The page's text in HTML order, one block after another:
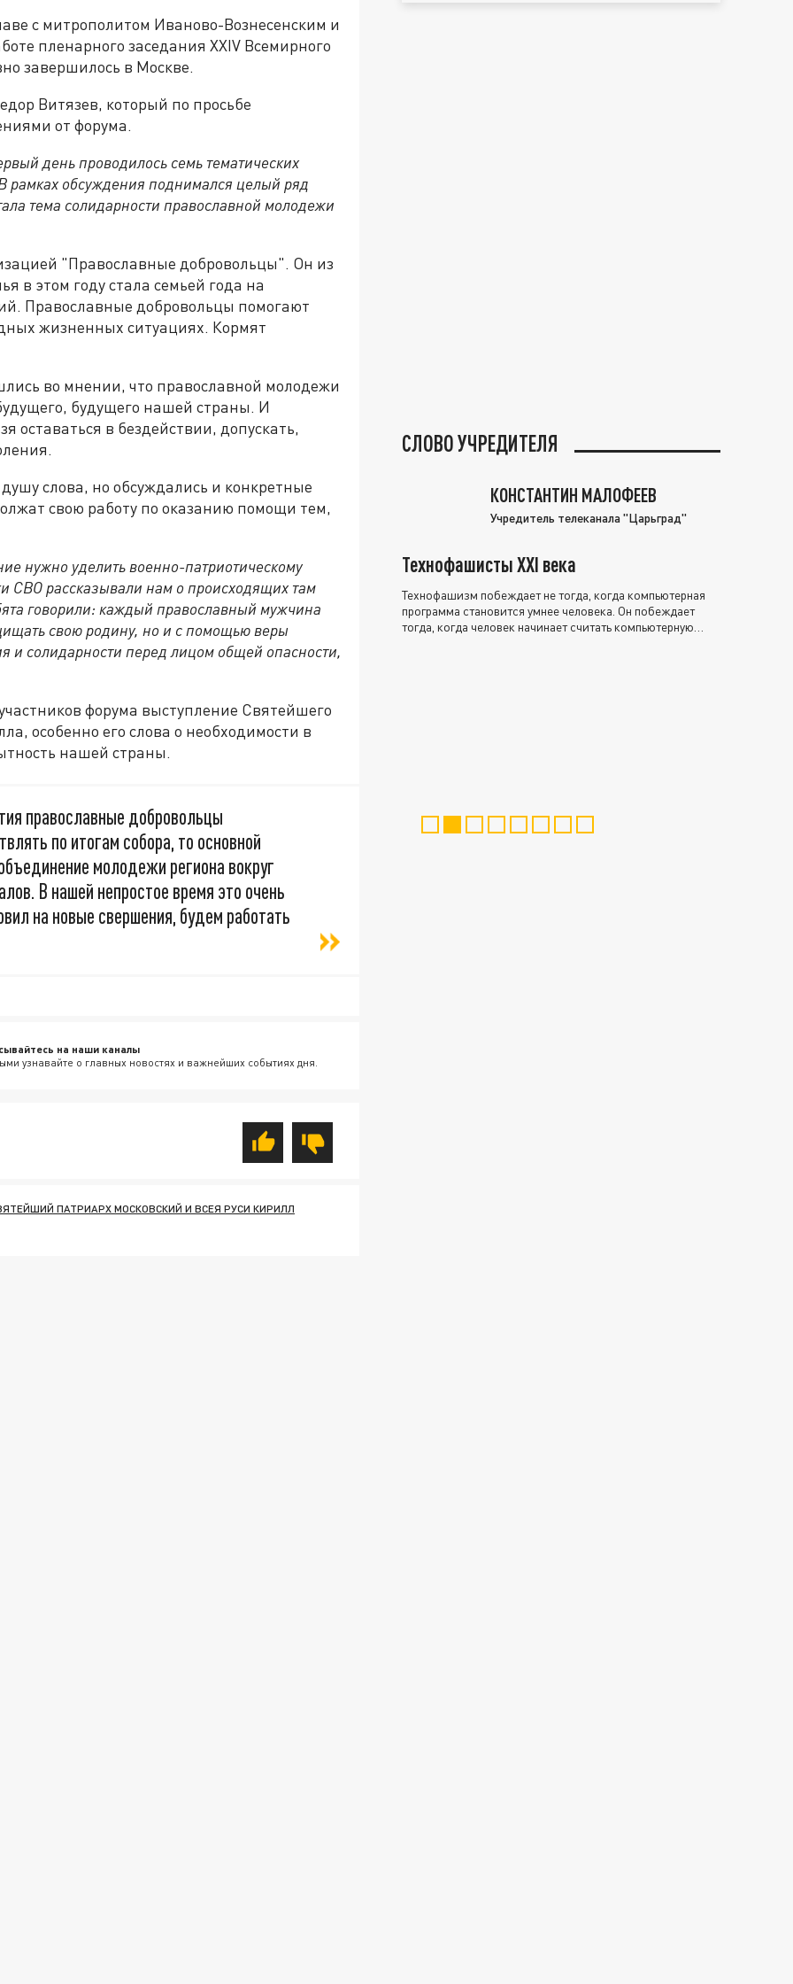
с митрополитом Иваново-Вознесенским и
пленарного заседания XXIV Всемирного
завершилось в Москве.
Витязев, который по просьбе
от форума.
день проводилось семь тематических
рамках обсуждения поднимался целый ряд
тема солидарности православной молодежи
"Православные добровольцы". Он из
в этом году стала семьей года на
Православные добровольцы помогают
жизненных ситуациях. Кормят
во мнении, что православной молодежи
будущего нашей страны. И
оставаться в бездействии, допускать,
слова, но обсуждались и конкретные
свою работу по оказанию помощи тем,
нужно уделить военно-патриотическому
СВО рассказывали нам о происходящих там
говорили: каждый православный мужчина
свою родину, но и с помощью веры
и солидарности перед лицом общей опасности,
форума выступление Святейшего
особенно его слова о необходимости в
нашей страны.
православные добровольцы
по итогам собора, то основной
молодежи региона вокруг
В нашей непростое время это очень
на новые свершения, будем работать
на наши каналы
узнавайте о главных новостях и важнейших событиях дня.
ПАТРИАРХ МОСКОВСКИЙ И ВСЕЯ РУСИ КИРИЛЛ
СЛОВО УЧРЕДИТЕЛЯ
КОНСТАНТИН МАЛОФЕЕВ
Учредитель телеканала "Царьград"
Технофашисты XXI века
Технофашизм побеждает не тогда, когда компьютерная
программа становится умнее человека. Он побеждает
тогда, когда человек начинает считать компьютерную